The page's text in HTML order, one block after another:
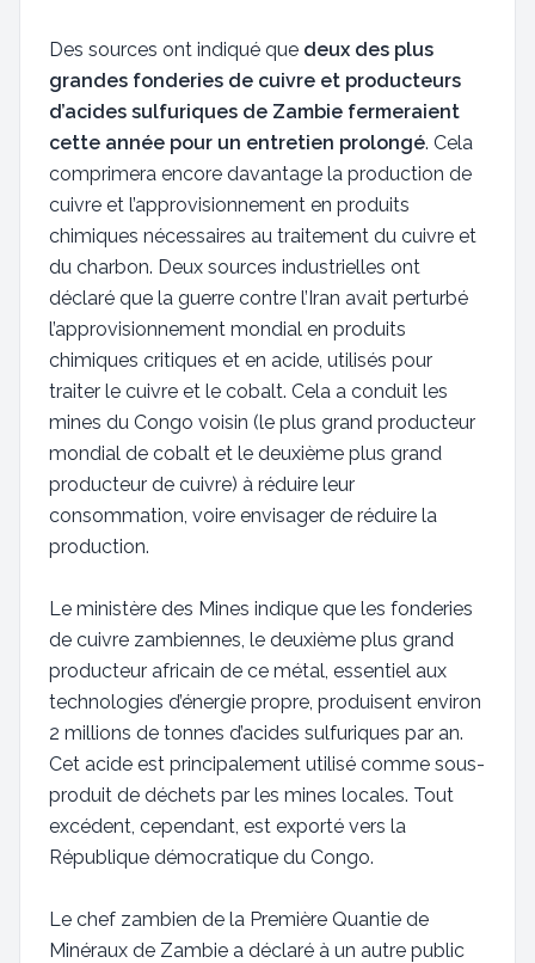
Des sources ont indiqué que deux des plus
grandes fonderies de cuivre et producteurs
d’acides sulfuriques de Zambie fermeraient
cette année pour un entretien prolongé. Cela
comprimera encore davantage la production de
cuivre et l’approvisionnement en produits
chimiques nécessaires au traitement du cuivre et
du charbon. Deux sources industrielles ont
déclaré que la guerre contre l’Iran avait perturbé
l’approvisionnement mondial en produits
chimiques critiques et en acide, utilisés pour
traiter le cuivre et le cobalt. Cela a conduit les
mines du Congo voisin (le plus grand producteur
mondial de cobalt et le deuxième plus grand
producteur de cuivre) à réduire leur
consommation, voire envisager de réduire la
production.
Le ministère des Mines indique que les fonderies
de cuivre zambiennes, le deuxième plus grand
producteur africain de ce métal, essentiel aux
technologies d’énergie propre, produisent environ
2 millions de tonnes d’acides sulfuriques par an.
Cet acide est principalement utilisé comme sous-
produit de déchets par les mines locales. Tout
excédent, cependant, est exporté vers la
République démocratique du Congo.
Le chef zambien de la Première Quantie de
Minéraux de Zambie a déclaré à un autre public